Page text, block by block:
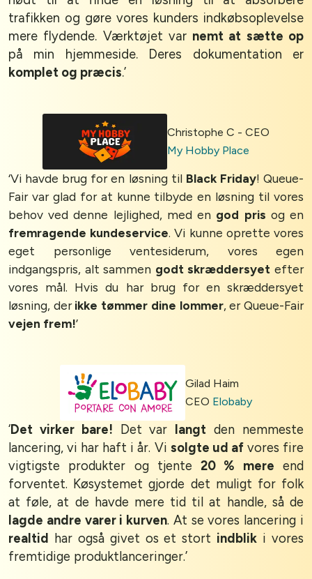
trafikken og gøre vores kunders indkøbsoplevelse
mere flydende. Værktøjet var nemt at sætte op
på min hjemmeside. Deres dokumentation er
komplet og præcis.’
Christophe C - CEO
My Hobby Place
‘Vi havde brug for en løsning til Black Friday! Queue-
Fair var glad for at kunne tilbyde en løsning til vores
behov ved denne lejlighed, med en god pris og en
fremragende kundeservice. Vi kunne oprette vores
eget personlige ventesiderum, vores egen
indgangspris, alt sammen godt skræddersyet efter
vores mål. Hvis du har brug for en skræddersyet
løsning, derikke tømmer dine lommer, er Queue-Fair
vejen frem!’
Gilad Haim
CEO Elobaby
‘Det virker bare! Det var langt den nemmeste
lancering, vi har haft i år. Vi solgte ud afvores fire
vigtigste produkter og tjente20 % mere end
forventet. Køsystemet gjorde det muligt for folk
at føle, at de havde mere tid til at handle, så de
lagde andre varer i kurven. At se vores lancering i
realtid har også givet os et stort indblik i vores
fremtidige produktlanceringer.’